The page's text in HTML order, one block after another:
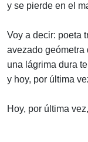
y se pierde en el
Voy a decir: poeta
avezado geómetra
una lágrima dura
y hoy, por última
Hoy, por última